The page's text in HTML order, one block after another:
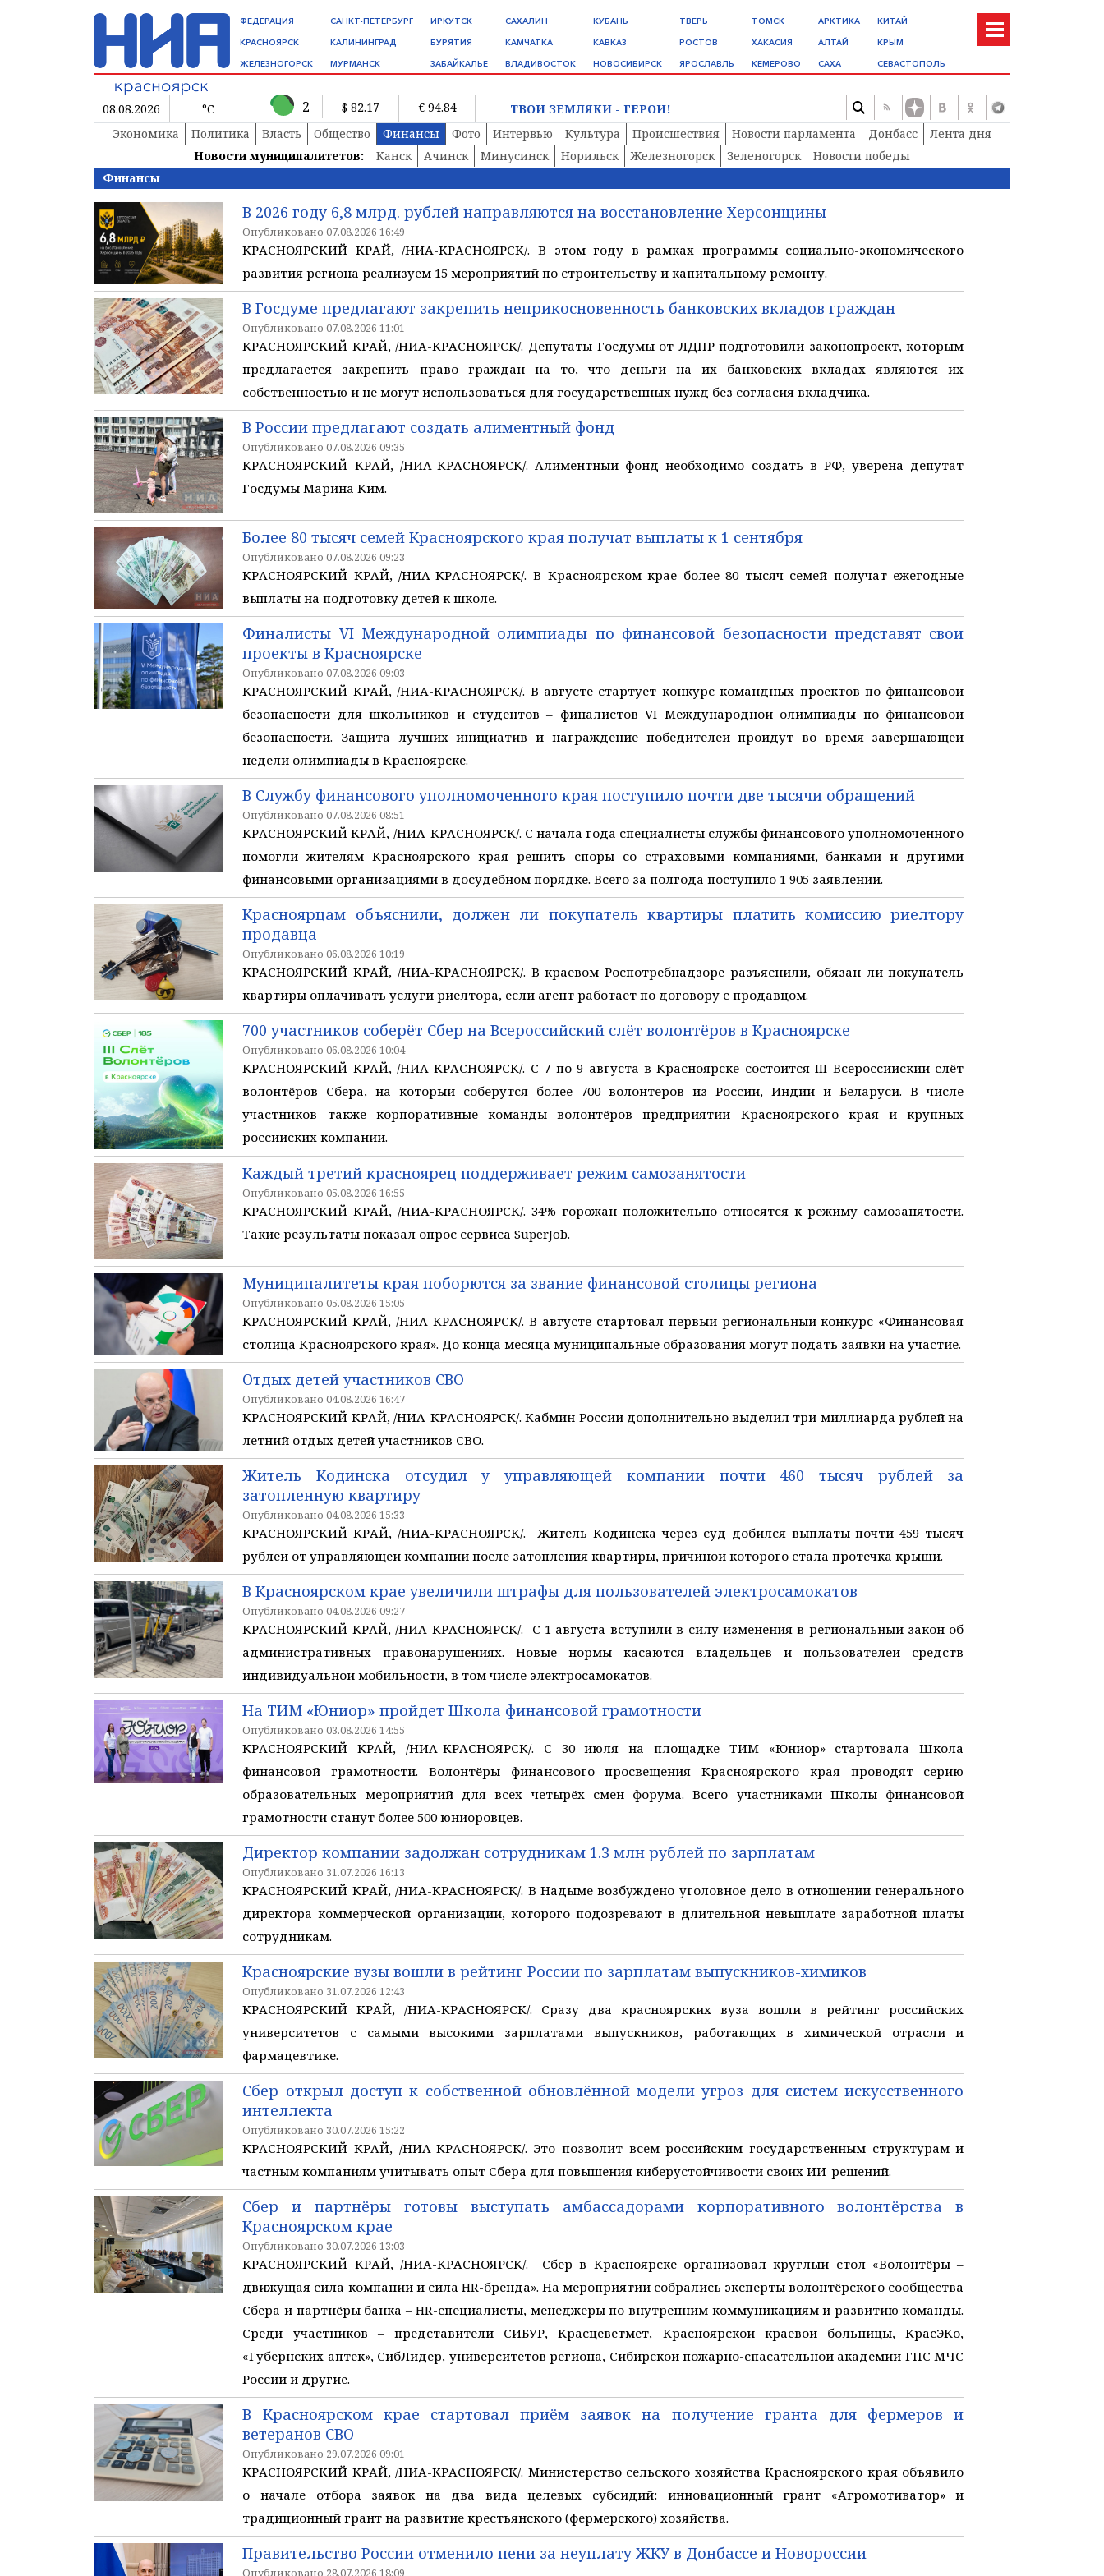
ФЕДЕРАЦИЯ
КРАСНОЯРСК
ЖЕЛЕЗНОГОРСК
САНКТ-ПЕТЕРБУРГ
КАЛИНИНГРАД
МУРМАНСК
ИРКУТСК
БУРЯТИЯ
ЗАБАЙКАЛЬЕ
САХАЛИН
КАМЧАТКА
ВЛАДИВОСТОК
КУБАНЬ
КАВКАЗ
НОВОСИБИРСК
ТВЕРЬ
РОСТОВ
ЯРОСЛАВЛЬ
ТОМСК
ХАКАСИЯ
КЕМЕРОВО
АРКТИКА
АЛТАЙ
САХА
КИТАЙ
КРЫМ
СЕВАСТОПОЛЬ
08.08.2026 °C 2 $ 82.17 € 94.84
ТВОИ ЗЕМЛЯКИ - ГЕРОИ!
Экономика
Политика Власть Общество Финансы Фото Интервью Культура Происшествия Новости парламента Донбасс
Лента дня
Новости муниципалитетов:
Канск Ачинск Минусинск Норильск Железногорск Зеленогорск
Новости победы
Финансы
В 2026 году 6,8 млрд. рублей направляются на восстановление Херсонщины
Опубликовано 07.08.2026 16:49
КРАСНОЯРСКИЙ КРАЙ, /НИА-КРАСНОЯРСК/. В этом году в рамках программы социально-экономического
развития региона реализуем 15 мероприятий по строительству и капитальному ремонту.
В Госдуме предлагают закрепить неприкосновенность банковских вкладов граждан
Опубликовано 07.08.2026 11:01
КРАСНОЯРСКИЙ КРАЙ, /НИА-КРАСНОЯРСК/. Депутаты Госдумы от ЛДПР подготовили законопроект, которым
предлагается закрепить право граждан на то, что деньги на их банковских вкладах являются их
собственностью и не могут использоваться для государственных нужд без согласия вкладчика.
В России предлагают создать алиментный фонд
Опубликовано 07.08.2026 09:35
КРАСНОЯРСКИЙ КРАЙ, /НИА-КРАСНОЯРСК/. Алиментный фонд необходимо создать в РФ, уверена депутат
Госдумы Марина Ким.
Более 80 тысяч семей Красноярского края получат выплаты к 1 сентября
Опубликовано 07.08.2026 09:23
КРАСНОЯРСКИЙ КРАЙ, /НИА-КРАСНОЯРСК/. В Красноярском крае более 80 тысяч семей получат ежегодные
выплаты на подготовку детей к школе.
Финалисты VI Международной олимпиады по финансовой безопасности представят свои
проекты в Красноярске
Опубликовано 07.08.2026 09:03
КРАСНОЯРСКИЙ КРАЙ, /НИА-КРАСНОЯРСК/. В августе стартует конкурс командных проектов по финансовой
безопасности для школьников и студентов – финалистов VI Международной олимпиады по финансовой
безопасности. Защита лучших инициатив и награждение победителей пройдут во время завершающей
недели олимпиады в Красноярске.
В Службу финансового уполномоченного края поступило почти две тысячи обращений
Опубликовано 07.08.2026 08:51
КРАСНОЯРСКИЙ КРАЙ, /НИА-КРАСНОЯРСК/. С начала года специалисты службы финансового уполномоченного
помогли жителям Красноярского края решить споры со страховыми компаниями, банками и другими
финансовыми организациями в досудебном порядке. Всего за полгода поступило 1 905 заявлений.
Красноярцам объяснили, должен ли покупатель квартиры платить комиссию риелтору
продавца
Опубликовано 06.08.2026 10:19
КРАСНОЯРСКИЙ КРАЙ, /НИА-КРАСНОЯРСК/. В краевом Роспотребнадзоре разъяснили, обязан ли покупатель
квартиры оплачивать услуги риелтора, если агент работает по договору с продавцом.
700 участников соберёт Сбер на Всероссийский слёт волонтёров в Красноярске
Опубликовано 06.08.2026 10:04
КРАСНОЯРСКИЙ КРАЙ, /НИА-КРАСНОЯРСК/. С 7 по 9 августа в Красноярске состоится III Всероссийский слёт
волонтёров Сбера, на который соберутся более 700 волонтеров из России, Индии и Беларуси. В числе
участников также корпоративные команды волонтёров предприятий Красноярского края и крупных
российских компаний.
Каждый третий красноярец поддерживает режим самозанятости
Опубликовано 05.08.2026 16:55
КРАСНОЯРСКИЙ КРАЙ, /НИА-КРАСНОЯРСК/. 34% горожан положительно относятся к режиму самозанятости.
Такие результаты показал опрос сервиса SuperJob.
Муниципалитеты края поборются за звание финансовой столицы региона
Опубликовано 05.08.2026 15:05
КРАСНОЯРСКИЙ КРАЙ, /НИА-КРАСНОЯРСК/. В августе стартовал первый региональный конкурс «Финансовая
столица Красноярского края». До конца месяца муниципальные образования могут подать заявки на участие.
Отдых детей участников СВО
Опубликовано 04.08.2026 16:47
КРАСНОЯРСКИЙ КРАЙ, /НИА-КРАСНОЯРСК/. Кабмин России дополнительно выделил три миллиарда рублей на
летний отдых детей участников СВО.
Житель Кодинска отсудил у управляющей компании почти 460 тысяч рублей за
затопленную квартиру
Опубликовано 04.08.2026 15:33
КРАСНОЯРСКИЙ КРАЙ, /НИА-КРАСНОЯРСК/. Житель Кодинска через суд добился выплаты почти 459 тысяч
рублей от управляющей компании после затопления квартиры, причиной которого стала протечка крыши.
В Красноярском крае увеличили штрафы для пользователей электросамокатов
Опубликовано 04.08.2026 09:27
КРАСНОЯРСКИЙ КРАЙ, /НИА-КРАСНОЯРСК/. С 1 августа вступили в силу изменения в региональный закон об
административных правонарушениях. Новые нормы касаются владельцев и пользователей средств
индивидуальной мобильности, в том числе электросамокатов.
На ТИМ «Юниор» пройдет Школа финансовой грамотности
Опубликовано 03.08.2026 14:55
КРАСНОЯРСКИЙ КРАЙ, /НИА-КРАСНОЯРСК/. С 30 июля на площадке ТИМ «Юниор» стартовала Школа
финансовой грамотности. Волонтёры финансового просвещения Красноярского края проводят серию
образовательных мероприятий для всех четырёх смен форума. Всего участниками Школы финансовой
грамотности станут более 500 юниоровцев.
Директор компании задолжан сотрудникам 1.3 млн рублей по зарплатам
Опубликовано 31.07.2026 16:13
КРАСНОЯРСКИЙ КРАЙ, /НИА-КРАСНОЯРСК/. В Надыме возбуждено уголовное дело в отношении генерального
директора коммерческой организации, которого подозревают в длительной невыплате заработной платы
сотрудникам.
Красноярские вузы вошли в рейтинг России по зарплатам выпускников-химиков
Опубликовано 31.07.2026 12:43
КРАСНОЯРСКИЙ КРАЙ, /НИА-КРАСНОЯРСК/. Сразу два красноярских вуза вошли в рейтинг российских
университетов с самыми высокими зарплатами выпускников, работающих в химической отрасли и
фармацевтике.
Сбер открыл доступ к собственной обновлённой модели угроз для систем искусственного
интеллекта
Опубликовано 30.07.2026 15:22
КРАСНОЯРСКИЙ КРАЙ, /НИА-КРАСНОЯРСК/. Это позволит всем российским государственным структурам и
частным компаниям учитывать опыт Сбера для повышения киберустойчивости своих ИИ-решений.
Cбер и партнёры готовы выступать амбассадорами корпоративного волонтёрства в
Красноярском крае
Опубликовано 30.07.2026 13:03
КРАСНОЯРСКИЙ КРАЙ, /НИА-КРАСНОЯРСК/. Сбер в Красноярске организовал круглый стол «Волонтёры –
движущая сила компании и сила HR-бренда». На мероприятии собрались эксперты волонтёрского сообщества
Сбера и партнёры банка – HR-специалисты, менеджеры по внутренним коммуникациям и развитию команды.
Среди участников – представители СИБУР, Красцеветмет, Красноярской краевой больницы, КрасЭКо,
«Губернских аптек», СибЛидер, университетов региона, Сибирской пожарно-спасательной академии ГПС МЧС
России и другие.
В Красноярском крае стартовал приём заявок на получение гранта для фермеров и
ветеранов СВО
Опубликовано 29.07.2026 09:01
КРАСНОЯРСКИЙ КРАЙ, /НИА-КРАСНОЯРСК/. Министерство сельского хозяйства Красноярского края объявило
о начале отбора заявок на два вида целевых субсидий: инновационный грант «Агромотиватор» и
традиционный грант на развитие крестьянского (фермерского) хозяйства.
Правительство России отменило пени за неуплату ЖКУ в Донбассе и Новороссии